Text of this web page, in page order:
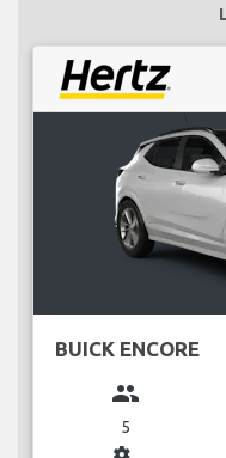
BUICK ENCORE
group
5